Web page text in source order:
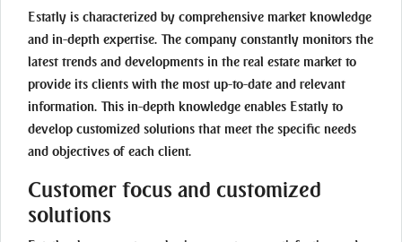
Estatly is characterized by comprehensive market knowledge
and in-depth expertise. The company constantly monitors the
latest trends and developments in the real estate market to
provide its clients with the most up-to-date and relevant
information. This in-depth knowledge enables Estatly to
develop customized solutions that meet the specific needs
and objectives of each client.
Customer focus and customized
solutions